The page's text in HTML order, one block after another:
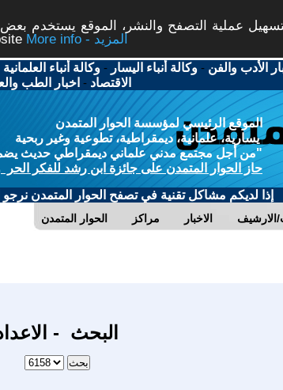
عملية التصفح والنشر، الموقع يستخدم
More info - المزيد
الأدب والفن -وكالة أنباء اليسار -وكالة أنباء العلمانية
الاقتصاد - اخبار الطب
الموقع الرئيسي لمؤسسة الحوار المتمدن
يسارية، علمانية، ديمقراطية، تطوعية وغير ربحية
"من أجل مجتمع مدني علماني ديمقراطي حديث يضمن
حاز الحوار المتمدن على جائزة ابن رشد للفكر الحر
إذا لديكم مشاكل تقنية في تصفح الحوار المتمدن نرجو
الحوار المتمدن مراكز الاخبار الارشيف
البحث -